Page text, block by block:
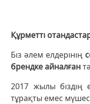
Құрметті
Біз әлем елдерінің
брендке айналған
2017 жылы біздің
тұрақты емес